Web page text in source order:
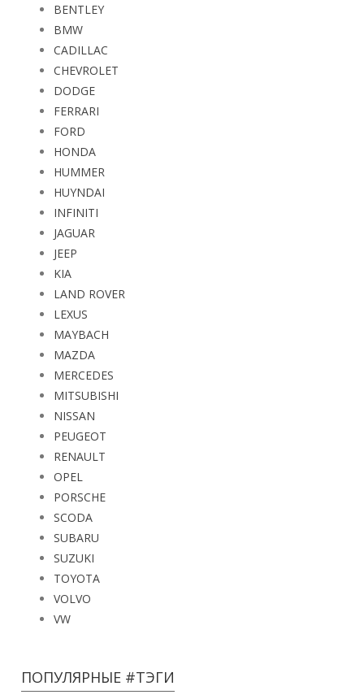
BENTLEY
BMW
CADILLAC
CHEVROLET
DODGE
FERRARI
FORD
HONDA
HUMMER
HUYNDAI
INFINITI
JAGUAR
JEEP
KIA
LAND ROVER
LEXUS
MAYBACH
MAZDA
MERCEDES
MITSUBISHI
NISSAN
PEUGEOT
RENAULT
OPEL
PORSCHE
SCODA
SUBARU
SUZUKI
TOYOTA
VOLVO
VW
ПОПУЛЯРНЫЕ #ТЭГИ